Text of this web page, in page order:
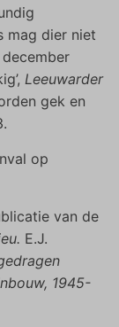
mag dier niet
Leeuwarder
gek en
op
van de
E.J.
1945-